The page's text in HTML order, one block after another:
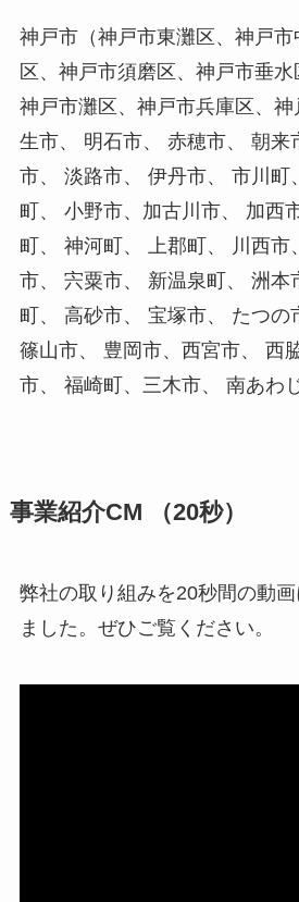
神戸市（神戸市東灘区、神戸
区、神戸市須磨区、神戸市垂水
神戸市灘区、神戸市兵庫区、
生市、 明石市、 赤穂市、 朝来
市、 淡路市、 伊丹市、 市川町
町、 小野市、加古川市、 加西
町、 神河町、 上郡町、 川西市
市、 宍粟市、 新温泉町、 洲本
町、 高砂市、 宝塚市、 たつの
篠山市、 豊岡市、西宮市、 西
市、 福崎町、三木市、 南あわ
事業紹介CM （20秒）
弊社の取り組みを20秒間の動
ました。ぜひご覧ください。